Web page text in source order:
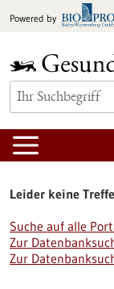
Inhalt
Powered by
Leider keine
Suche auf alle
Zur
Zur